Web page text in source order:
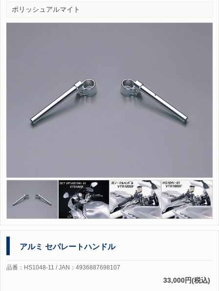
ポリッシュアルマイト
アルミ セパレートハンドル
品番：HS1048-11 / JAN：4936887698107
33,000円(税込)